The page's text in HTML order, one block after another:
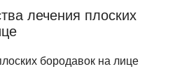
лечения плоских